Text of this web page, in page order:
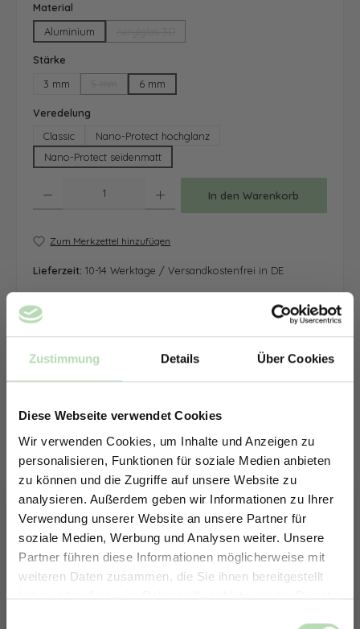
Zustimmung Details Über Cookies
Diese Webseite verwendet Cookies
Wir verwenden Cookies, um Inhalte und Anzeigen zu
personalisieren, Funktionen für soziale Medien anbieten
zu können und die Zugriffe auf unsere Website zu
analysieren. Außerdem geben wir Informationen zu Ihrer
Verwendung unserer Website an unsere Partner für
soziale Medien, Werbung und Analysen weiter. Unsere
Partner führen diese Informationen möglicherweise mit
weiteren Daten zusammen, die Sie ihnen bereitgestellt
haben oder die sie im Rahmen Ihrer Nutzung der Dienste
Material
Aluminium
Stärke
3 mm
(Diese Option ist zurzeit nicht verfügbar.)
6 mm
Veredelung
Classic
Nano-Protect hochglanz
Nano-Protect seidenmatt
In den Warenkorb
Zum Merkzettel hinzufügen
Lieferzeit: 10-14 Werktage / Versandkostenfrei in DE
ERHALTE 5% RABATT AUF
DEINE RÜCKWÄNDE